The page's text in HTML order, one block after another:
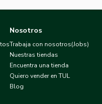
Nosotros
Trabaja con nosotros(Jobs)
Nuestras tiendas
Encuentra una tienda
Quiero vender en TUL
Blog